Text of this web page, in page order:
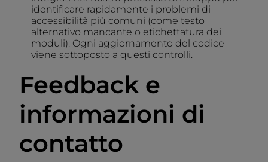
identificare rapidamente i problemi di
accessibilità più comuni (come testo
alternativo mancante o etichettatura dei
moduli). Ogni aggiornamento del codice
viene sottoposto a questi controlli.
Feedback e
informazioni di
contatto